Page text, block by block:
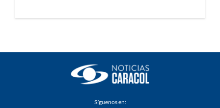
Síguenos en: